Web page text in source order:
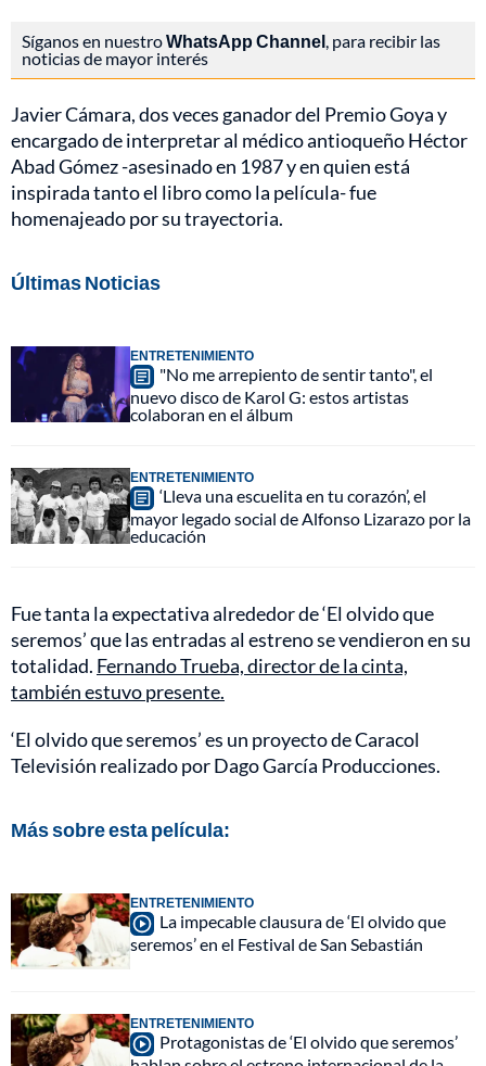
Síganos en nuestroWhatsApp Channel, para recibir las
noticias de mayor interés
Javier Cámara, dos veces ganador del Premio Goya y
encargado de interpretar al médico antioqueño Héctor
Abad Gómez -asesinado en 1987 y en quien está
inspirada tanto el libro como la película- fue
homenajeado por su trayectoria.
Últimas Noticias
ENTRETENIMIENTO
"No me arrepiento de sentir tanto", el
nuevo disco de Karol G: estos artistas
colaboran en el álbum
ENTRETENIMIENTO
‘Lleva una escuelita en tu corazón’, el
mayor legado social de Alfonso Lizarazo por la
educación
Fue tanta la expectativa alrededor de ‘El olvido que
seremos’ que las entradas al estreno se vendieron en su
totalidad. Fernando Trueba, director de la cinta,
también estuvo presente.
‘El olvido que seremos’ es un proyecto de Caracol
Televisión realizado por Dago García Producciones.
Más sobre esta película:
ENTRETENIMIENTO
La impecable clausura de ‘El olvido que
seremos’ en el Festival de San Sebastián
ENTRETENIMIENTO
Protagonistas de ‘El olvido que seremos’